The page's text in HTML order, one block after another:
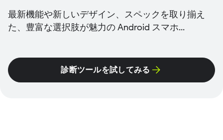
最新機能や新しいデザイン、スペックを取り揃え
た、豊富な選択肢が魅力の Android スマホ...
診断ツールを試してみる